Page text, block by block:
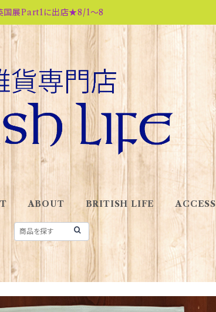
国展Part1に出店★8/1～8
ABOUT BRITISH LIFE ACCESS